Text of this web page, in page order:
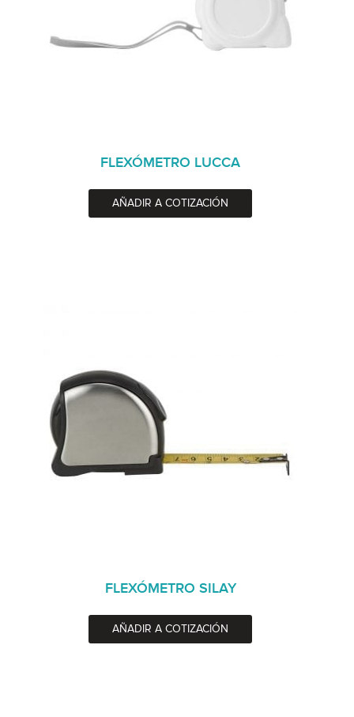
FLEXÓMETRO LUCCA
AÑADIR A COTIZACIÓN
FLEXÓMETRO SILAY
AÑADIR A COTIZACIÓN